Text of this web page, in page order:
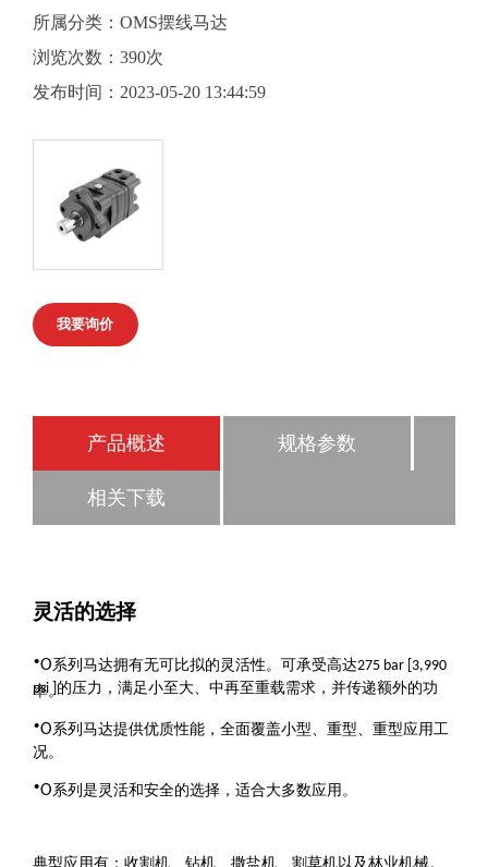
所属分类：OMS摆线马达
浏览次数： 390次
发布时间：2023-05-20 13:44:59
我要询价
产品概述 规格参数
相关下载
灵活的选择
·O系列马达拥有无可比拟的灵活性。可承受高达275 bar [3,990
psi ] 的压力，满足小至大、中再至重载需求，并传递额外的功
率。
·O系列马达提供优质性能，全面覆盖小型、重型、重型应用工
况。
·O系列是灵活和安全的选择，适合大多数应用。
典型应用有：收割机、钻机、撒盐机、割草机以及林业机械。